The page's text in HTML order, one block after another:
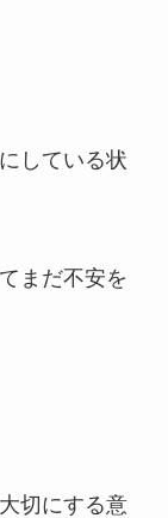
している状
まだ不安を
切にする意